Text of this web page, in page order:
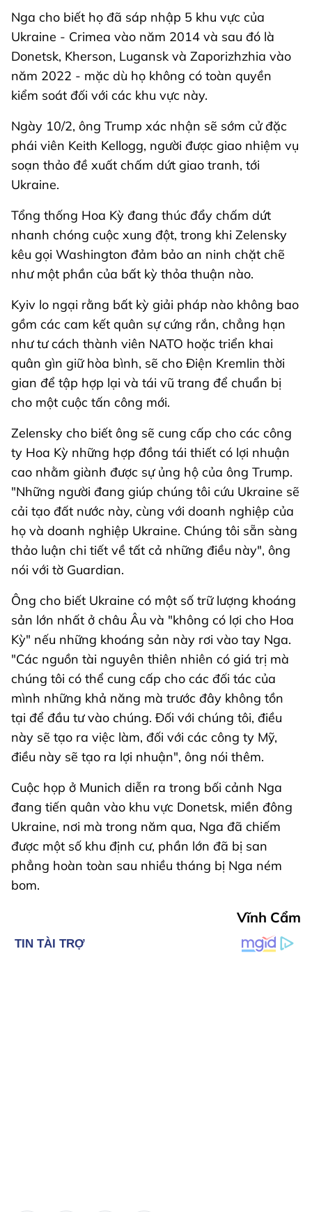
Nga cho biết họ đã sáp nhập 5 khu vực của
Ukraine - Crimea vào năm 2014 và sau đó là
Donetsk, Kherson, Lugansk và Zaporizhzhia vào
năm 2022 - mặc dù họ không có toàn quyền
kiểm soát đối với các khu vực này.
Ngày 10/2, ông Trump xác nhận sẽ sớm cử đặc
phái viên Keith Kellogg, người được giao nhiệm vụ
soạn thảo đề xuất chấm dứt giao tranh, tới
Ukraine.
Tổng thống Hoa Kỳ đang thúc đẩy chấm dứt
nhanh chóng cuộc xung đột, trong khi Zelensky
kêu gọi Washington đảm bảo an ninh chặt chẽ
như một phần của bất kỳ thỏa thuận nào.
Kyiv lo ngại rằng bất kỳ giải pháp nào không bao
gồm các cam kết quân sự cứng rắn, chẳng hạn
như tư cách thành viên NATO hoặc triển khai
quân gìn giữ hòa bình, sẽ cho Điện Kremlin thời
gian để tập hợp lại và tái vũ trang để chuẩn bị
cho một cuộc tấn công mới.
Zelensky cho biết ông sẽ cung cấp cho các công
ty Hoa Kỳ những hợp đồng tái thiết có lợi nhuận
cao nhằm giành được sự ủng hộ của ông Trump.
"Những người đang giúp chúng tôi cứu Ukraine sẽ
cải tạo đất nước này, cùng với doanh nghiệp của
họ và doanh nghiệp Ukraine. Chúng tôi sẵn sàng
thảo luận chi tiết về tất cả những điều này", ông
nói với tờ Guardian.
Ông cho biết Ukraine có một số trữ lượng khoáng
sản lớn nhất ở châu Âu và "không có lợi cho Hoa
Kỳ" nếu những khoáng sản này rơi vào tay Nga.
"Các nguồn tài nguyên thiên nhiên có giá trị mà
chúng tôi có thể cung cấp cho các đối tác của
mình những khả năng mà trước đây không tồn
tại để đầu tư vào chúng. Đối với chúng tôi, điều
này sẽ tạo ra việc làm, đối với các công ty Mỹ,
điều này sẽ tạo ra lợi nhuận", ông nói thêm.
Cuộc họp ở Munich diễn ra trong bối cảnh Nga
đang tiến quân vào khu vực Donetsk, miền đông
Ukraine, nơi mà trong năm qua, Nga đã chiếm
được một số khu định cư, phần lớn đã bị san
phẳng hoàn toàn sau nhiều tháng bị Nga ném
bom.
Vĩnh Cẩm